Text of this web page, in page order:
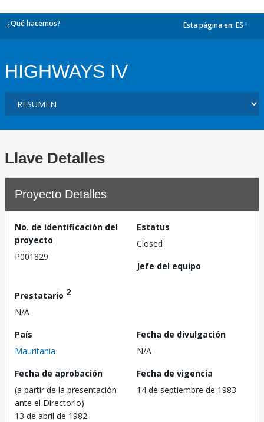
¿Qué hacemos? Esta página en: ES
HIGHWAYS IV
Llave Detalles
Proyecto Detalles
No. de identificación del
proyecto
P001829
Estatus
Closed
Jefe del equipo
Prestatario 2
N/A
País
Mauritania
Fecha de divulgación
N/A
Fecha de aprobación
(a partir de la presentación
ante el Directorio)
13 de abril de 1982
Fecha de vigencia
14 de septiembre de 1983